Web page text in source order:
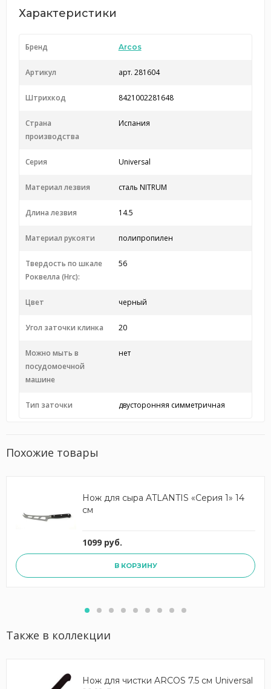
Характеристики
Бренд Arcos
Артикул арт. 281604
Штрихкод 8421002281648
Страна
производства
Испания
Серия Universal
Материал лезвия сталь NITRUM
Длина лезвия 14.5
Материал рукояти полипропилен
Твердость по шкале
Роквелла (Hrc):
56
Цвет черный
Угол заточки клинка 20
Можно мыть в
посудомоечной
машине
нет
Тип заточки двусторонняя симметричная
Похожие товары
Нож для сыра ATLANTIS «Серия 1» 14
см
1099 руб.
В КОРЗИНУ
Также в коллекции
Нож для чистки ARCOS 7.5 см Universal